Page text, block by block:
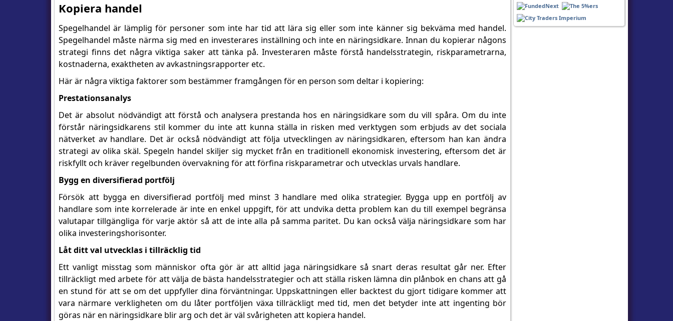
Kopiera handel
Spegelhandel är lämplig för personer som inte har tid att lära sig eller som inte känner sig bekväma med handel.
Spegelhandel måste närma sig med en investerares inställning och inte en näringsidkare. Innan du kopierar någons
strategi finns det några viktiga saker att tänka på. Investeraren måste förstå handelsstrategin, riskparametrarna,
kostnaderna, exaktheten av avkastningsrapporter etc.
Här är några viktiga faktorer som bestämmer framgången för en person som deltar i kopiering:
Prestationsanalys
Det är absolut nödvändigt att förstå och analysera prestanda hos en näringsidkare som du vill spåra. Om du inte
förstår näringsidkarens stil kommer du inte att kunna ställa in risken med verktygen som erbjuds av det sociala
nätverket av handlare. Det är också nödvändigt att följa utvecklingen av näringsidkaren, eftersom han kan ändra
strategi av olika skäl. Spegeln handel skiljer sig mycket från en traditionell ekonomisk investering, eftersom det är
riskfyllt och kräver regelbunden övervakning för att förfina riskparametrar och utvecklas urvals handlare.
Bygg en diversifierad portfölj
Försök att bygga en diversifierad portfölj med minst 3 handlare med olika strategier. Bygga upp en portfölj av
handlare som inte korrelerade är inte en enkel uppgift, för att undvika detta problem kan du till exempel begränsa
valutapar tillgängliga för varje aktör så att de inte alla på samma paritet. Du kan också välja näringsidkare som har
olika investeringshorisonter.
Låt ditt val utvecklas i tillräcklig tid
Ett vanligt misstag som människor ofta gör är att alltid jaga näringsidkare så snart deras resultat går ner. Efter
tillräckligt med arbete för att välja de bästa handelsstrategier och att ställa risken lämna din plånbok en chans att gå
en stund för att se om det uppfyller dina förväntningar. Uppskattningen eller backtest du gjort tidigare kommer att
vara närmare verkligheten om du låter portföljen växa tillräckligt med tid, men det betyder inte att ingenting bör
göras när en näringsidkare blir arg och det är väl svårigheten att kopiera handel.